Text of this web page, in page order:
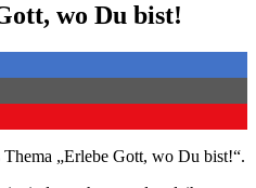
wo Du bist!
„Erlebe Gott, wo Du bist!“.